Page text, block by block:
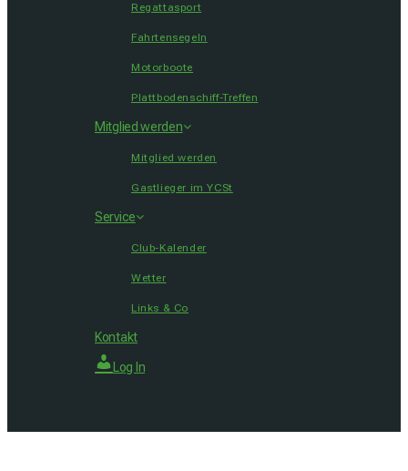
Regattasport
Fahrtensegeln
Motorboote
Plattbodenschiff-Treffen
Mitglied werden
Mitglied werden
Gastlieger im YCSt
Service
Club-Kalender
Wetter
Links & Co
Kontakt
Log In